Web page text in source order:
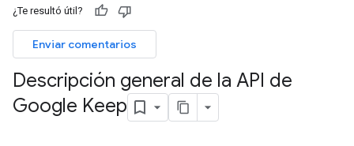
¿Te resultó útil?
Enviar comentarios
Descripción general de la API de
Google Keep